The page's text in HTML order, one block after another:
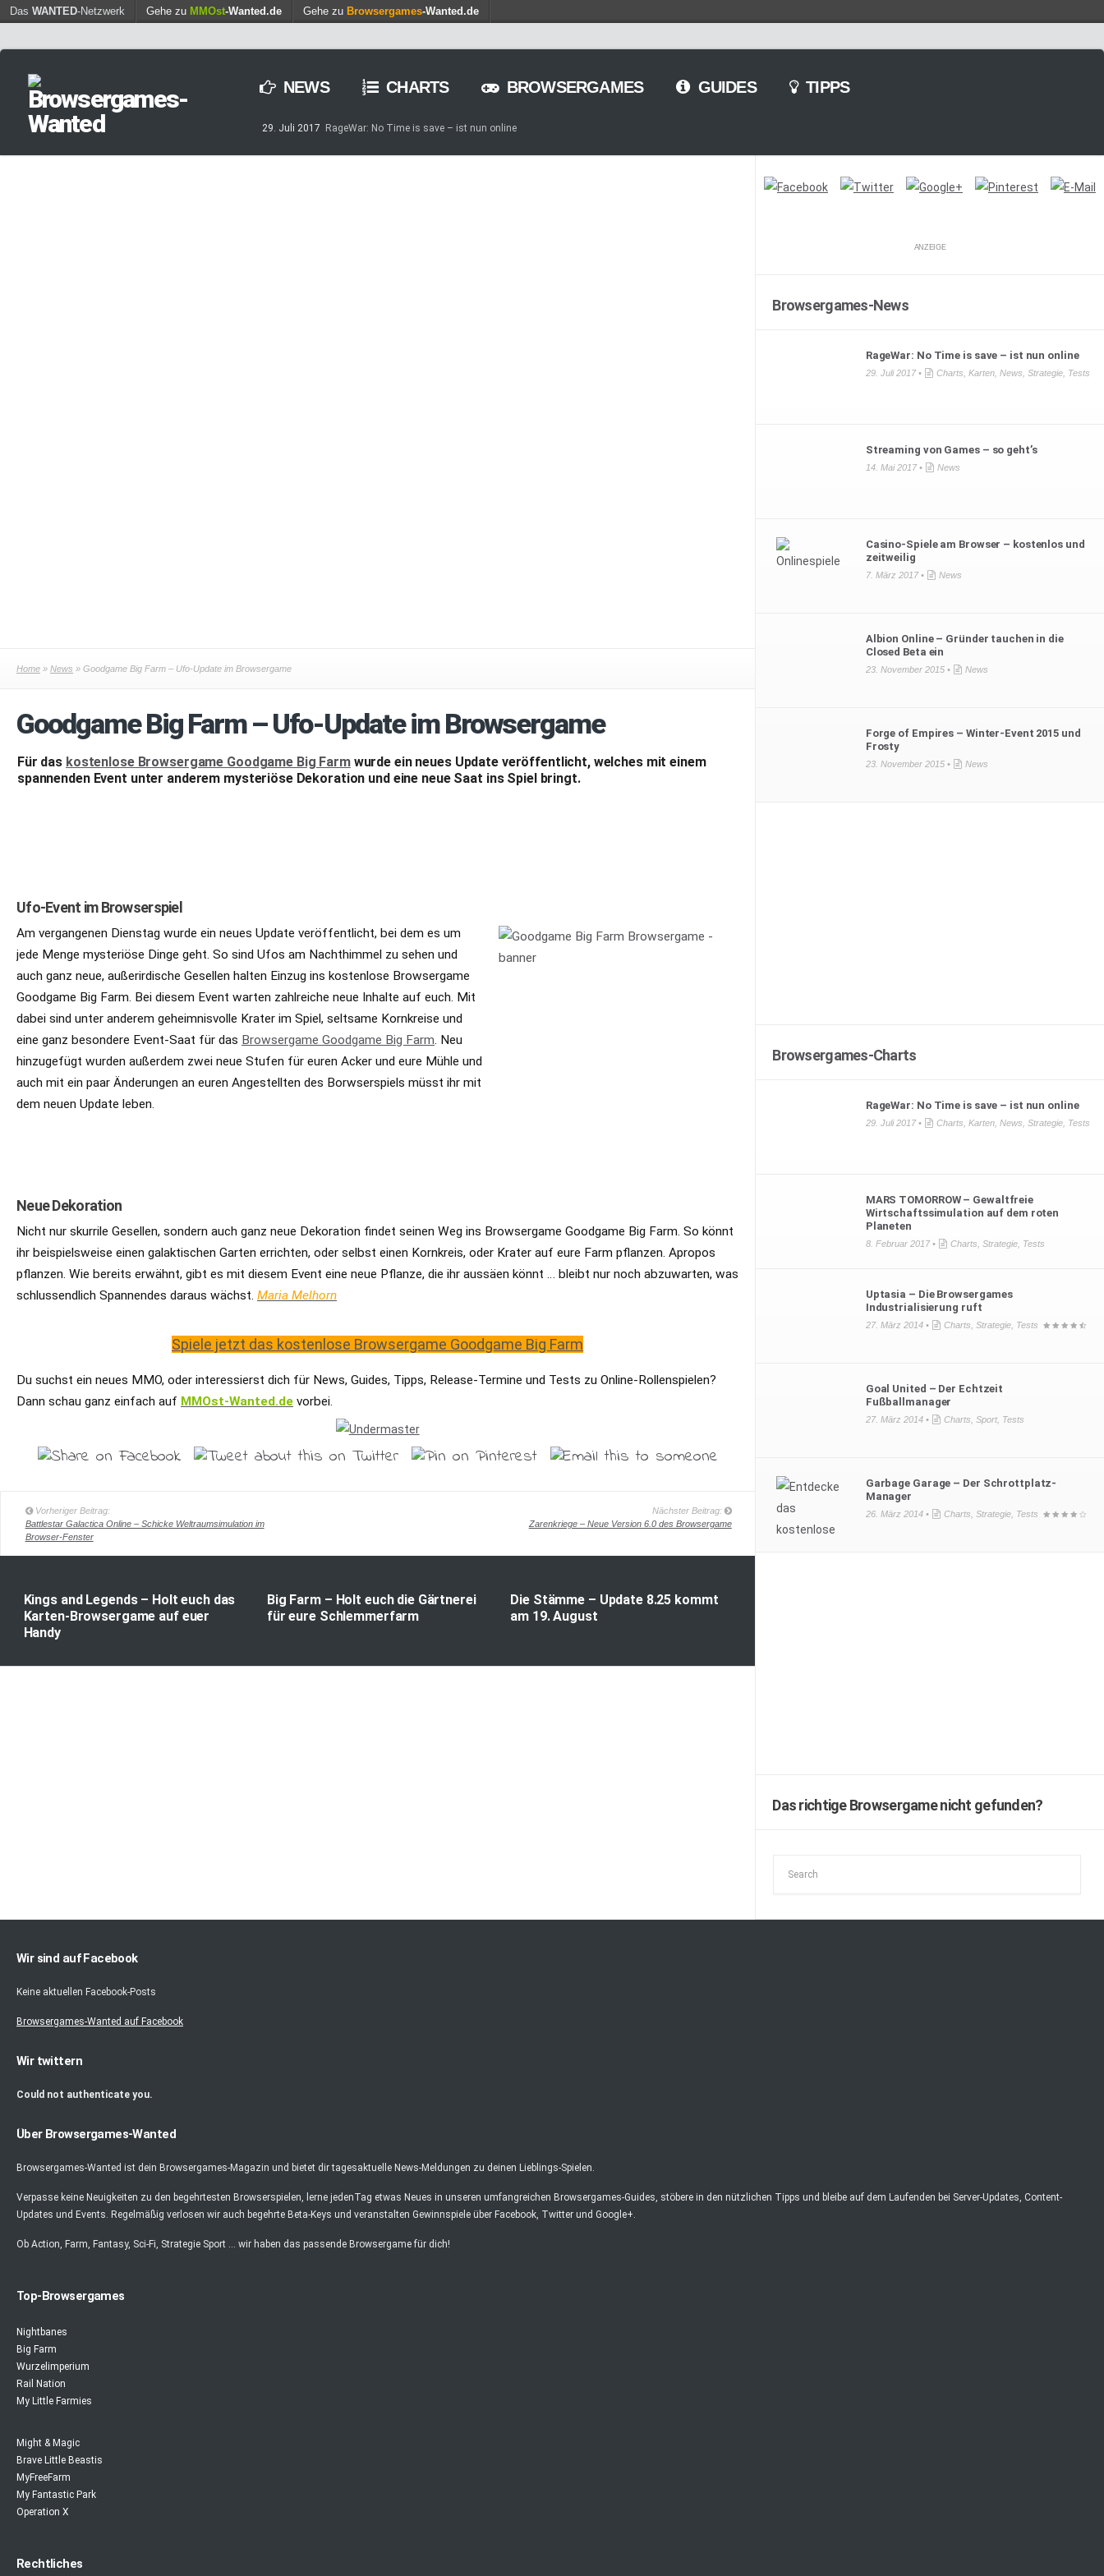
Das WANTED-Netzwerk Gehe zu MMOst-Wanted.de Gehe zu Browsergames-Wanted.de
NEWS CHARTS BROWSERGAMES GUIDES TIPPS
29. Juli 2017
RageWar: No Time is save – ist nun online
Home » News » Goodgame Big Farm – Ufo-Update im Browsergame
Goodgame Big Farm – Ufo-Update im Browsergame
Für das kostenlose Browsergame Goodgame Big Farmwurde ein neues Update veröffentlicht, welches mit einem
spannenden Event unter anderem mysteriöse Dekoration und eine neue Saat ins Spiel bringt.
Ufo-Event im Browserspiel
Am vergangenen Dienstag wurde ein neues Update veröffentlicht, bei dem es um
jede Menge mysteriöse Dinge geht. So sind Ufos am Nachthimmel zu sehen und
auch ganz neue, außerirdische Gesellen halten Einzug ins kostenlose Browsergame
Goodgame Big Farm. Bei diesem Event warten zahlreiche neue Inhalte auf euch. Mit
dabei sind unter anderem geheimnisvolle Krater im Spiel, seltsame Kornkreise und
eine ganz besondere Event-Saat für das Browsergame Goodgame Big Farm. Neu
hinzugefügt wurden außerdem zwei neue Stufen für euren Acker und eure Mühle und
auch mit ein paar Änderungen an euren Angestellten des Borwserspiels müsst ihr mit
dem neuen Update leben.
Neue Dekoration
Nicht nur skurrile Gesellen, sondern auch ganz neue Dekoration findet seinen Weg ins Browsergame Goodgame Big Farm. So könnt
ihr beispielsweise einen galaktischen Garten errichten, oder selbst einen Kornkreis, oder Krater auf eure Farm pflanzen. Apropos
pflanzen. Wie bereits erwähnt, gibt es mit diesem Event eine neue Pflanze, die ihr aussäen könnt … bleibt nur noch abzuwarten, was
schlussendlich Spannendes daraus wächst. Maria Melhorn
Spiele jetzt das kostenlose Browsergame Goodgame Big Farm
Du suchst ein neues MMO, oder interessierst dich für News, Guides, Tipps, Release-Termine und Tests zu Online-Rollenspielen?
Dann schau ganz einfach auf MMOst-Wanted.de vorbei.
Vorheriger Beitrag:
Battlestar Galactica Online – Schicke Weltraumsimulation im
Browser-Fenster
Nächster Beitrag:
Zarenkriege – Neue Version 6.0 des Browsergame
Kings and Legends – Holt euch das
Karten-Browsergame auf euer
Handy
Big Farm – Holt euch die Gärtnerei
für eure Schlemmerfarm
Die Stämme – Update 8.25 kommt
am 19. August
ANZEIGE
Browsergames-News
RageWar: No Time is save – ist nun online
29. Juli 2017 • Charts Karten, News Strategie, Tests
Streaming von Games – so geht’s
14. Mai 2017 • News
Casino-Spiele am Browser – kostenlos und
zeitweilig
7. März 2017 • News
Albion Online – Gründer tauchen in die
Closed Beta ein
23. November 2015 • News
Forge of Empires – Winter-Event 2015 und
Frosty
23. November 2015 • News
Browsergames-Charts
RageWar: No Time is save – ist nun online
29. Juli 2017 • Charts Karten, News Strategie, Tests
MARS TOMORROW – Gewaltfreie
Wirtschaftssimulation auf dem roten
Planeten
8. Februar 2017 • Charts Strategie, Tests
Uptasia – Die Browsergames
Industrialisierung ruft
27. März 2014 • Charts Strategie, Tests
Goal United – Der Echtzeit
Fußballmanager
27. März 2014 • Charts Sport, Tests
Garbage Garage – Der Schrottplatz-
Manager
26. März 2014 • Charts Strategie, Tests
Das richtige Browsergame nicht gefunden?
Wir sind auf Facebook
Keine aktuellen Facebook-Posts
Browsergames-Wanted auf Facebook
Wir twittern
Could not authenticate you.
Über Browsergames-Wanted
Browsergames-Wanted ist dein Browsergames-Magazin und bietet dir tagesaktuelle News-Meldungen zu deinen Lieblings-Spielen.
Verpasse keine Neuigkeiten zu den begehrtesten Browserspielen, lerne jedenTag etwas Neues in unseren umfangreichen Browsergames-Guides, stöbere in den nützlichen Tipps und bleibe auf dem Laufenden bei Server-Updates, Content-
Updates und Events. Regelmäßig verlosen wir auch begehrte Beta-Keys und veranstalten Gewinnspiele über Facebook, Twitter und Google+.
Ob Action, Farm, Fantasy, Sci-Fi, Strategie Sport ... wir haben das passende Browsergame für dich!
Top-Browsergames
Nightbanes
Big Farm
Wurzelimperium
Rail Nation
My Little Farmies
Might & Magic
Brave Little Beastis
MyFreeFarm
My Fantastic Park
Operation X
Rechtliches
Find out more. Okay, thanks